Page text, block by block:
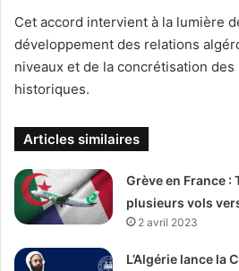
Cet accord intervient à la lumière
développement des relations
niveaux et de la concrétisation des
historiques.
Articles similaires
Grève en France :
plusieurs vols
2 avril 2023
L’Algérie lance la